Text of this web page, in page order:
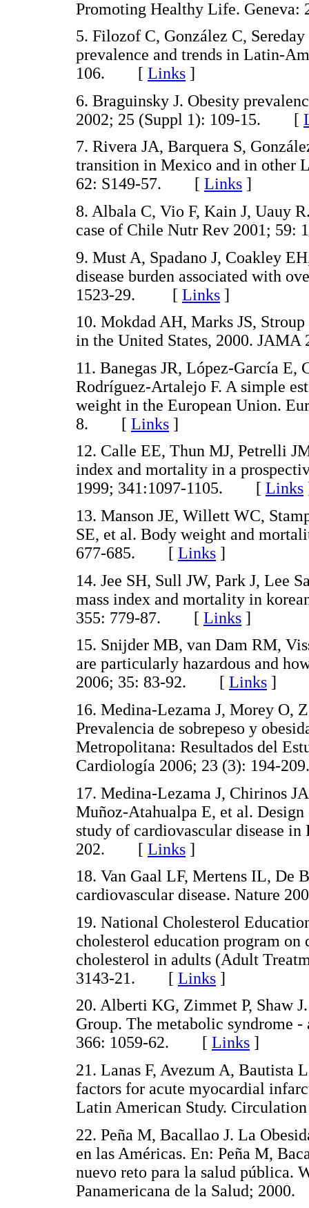
Promoting Healthy Life.
5. Filozof C, González C,
prevalence and trends in Latin-
106. [ Links ]
6. Braguinsky J. Obesity
2002; 25 (Suppl 1): 109-15. [
7. Rivera JA, Barquera S,
transition in Mexico and in other
62: S149-57. [ Links ]
8. Albala C, Vio F, Kain J, Uauy
case of Chile Nutr Rev 2001;
9. Must A, Spadano J, Coakley
disease burden associated with
1523-29. [ Links ]
10. Mokdad AH, Marks JS,
in the United States, 2000.
11. Banegas JR, López-García
Rodríguez-Artalejo F. A simple
weight in the European Union.
8. [ Links ]
12. Calle EE, Thun MJ, Petrelli
index and mortality in a
1999; 341:1097-1105. [ Links
13. Manson JE, Willett WC,
SE, et al. Body weight and
677-685. [ Links ]
14. Jee SH, Sull JW, Park J, Lee
mass index and mortality in
355: 779-87. [ Links ]
15. Snijder MB, van Dam RM,
are particularly hazardous and
2006; 35: 83-92. [ Links ]
16. Medina-Lezama J, Morey O,
Prevalencia de sobrepeso y
Metropolitana: Resultados del
Cardiología 2006; 23 (3):
17. Medina-Lezama J, Chirinos
Muñoz-Atahualpa E, et al.
study of cardiovascular disease
202. [ Links ]
18. Van Gaal LF, Mertens IL, De
cardiovascular disease. Nature
19. National Cholesterol
cholesterol education program on
cholesterol in adults (Adult
3143-21. [ Links ]
20. Alberti KG, Zimmet P, Shaw
Group. The metabolic syndrome
366: 1059-62. [ Links ]
21. Lanas F, Avezum A, Bautista
factors for acute myocardial
Latin American Study.
22. Peña M, Bacallao J. La
en las Américas. En: Peña M,
nuevo reto para la salud pública.
Panamericana de la Salud;